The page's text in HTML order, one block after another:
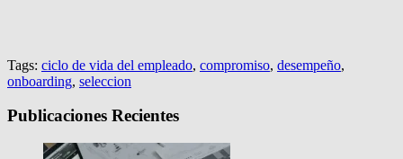
Tags: ciclo de vida del empleado, compromiso, desempeño,
onboarding, seleccion
Publicaciones Recientes